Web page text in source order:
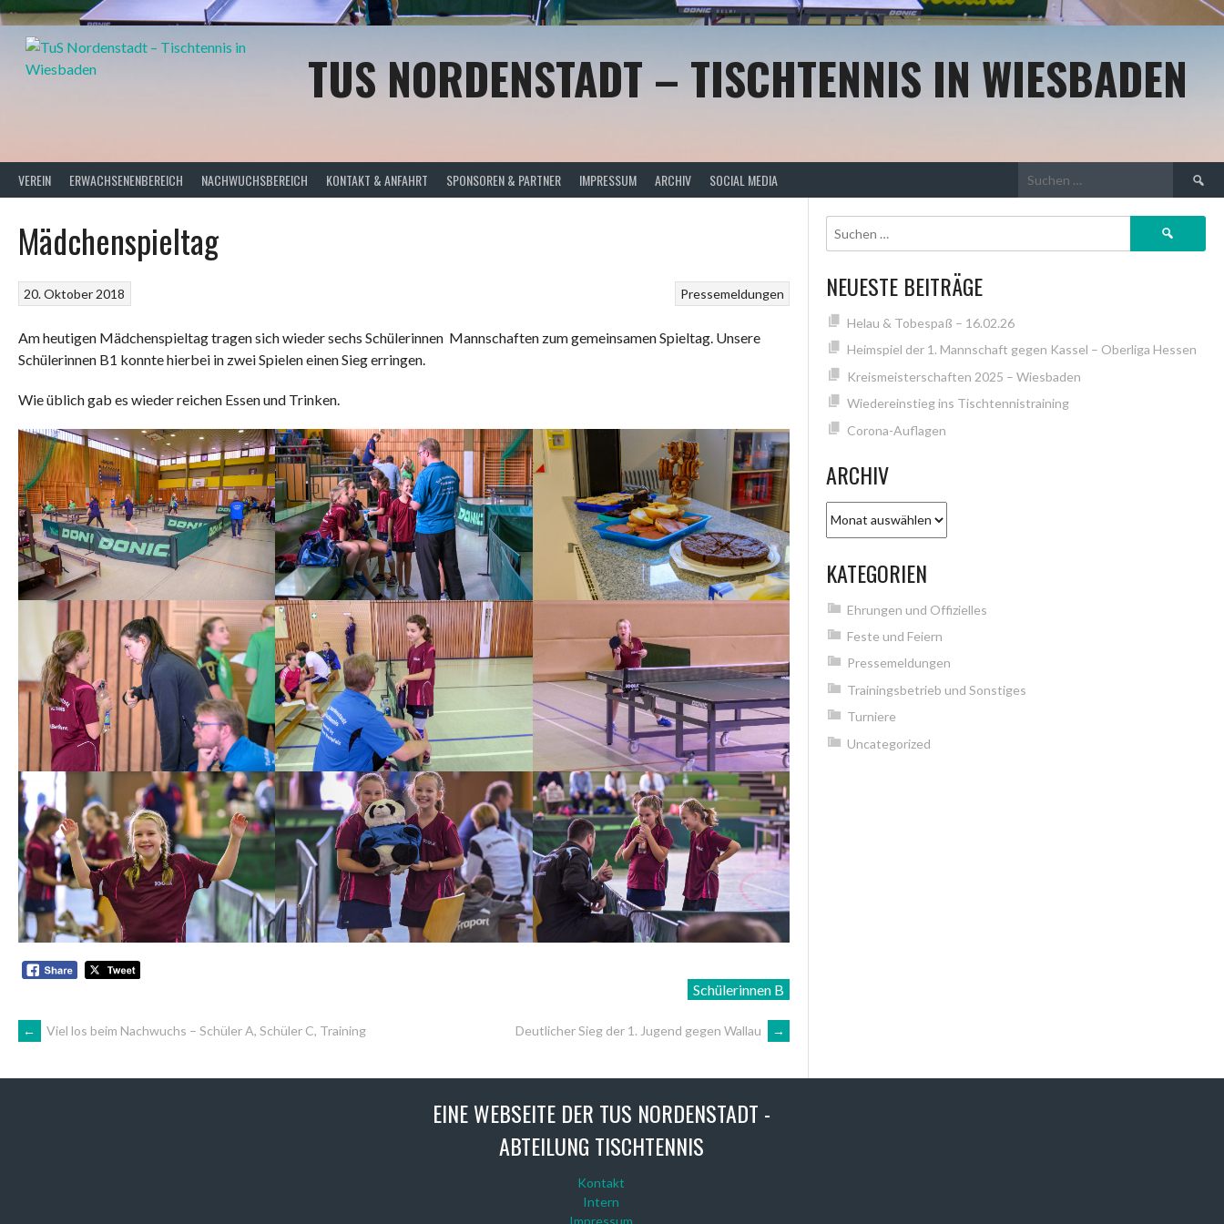
Springe
zum
Inhalt
TUS NORDENSTADT – TISCHTENNIS IN WIESBADEN
VEREIN ERWACHSENENBEREICH NACHWUCHSBEREICH KONTAKT & ANFAHRT SPONSOREN & PARTNER IMPRESSUM ARCHIV SOCIAL MEDIA
Suchen
nach:
Mädchenspieltag
Pressemeldungen
20. Oktober 2018
Am heutigen Mädchenspieltag tragen sich wieder sechs Schülerinnen Mannschaften zum gemeinsamen Spieltag. Unsere
Schülerinnen B1 konnte hierbei in zwei Spielen einen Sieg erringen.
Wie üblich gab es wieder reichen Essen und Trinken.
Schülerinnen B
ARTIKEL-
NAVIGATION
← Viel los beim Nachwuchs – Schüler A, Schüler C, Training Deutlicher Sieg der 1. Jugend gegen Wallau →
Suchen
NEUESTE BEITRÄGE
Helau & Tobespaß – 16.02.26
Heimspiel der 1. Mannschaft gegen Kassel – Oberliga Hessen
Kreismeisterschaften 2025 – Wiesbaden
Wiedereinstieg ins Tischtennistraining
Corona-Auflagen
ARCHIV
KATEGORIEN
Ehrungen und Offizielles
Feste und Feiern
Pressemeldungen
Trainingsbetrieb und Sonstiges
Turniere
Uncategorized
EINE WEBSEITE DER TUS NORDENSTADT -
ABTEILUNG TISCHTENNIS
Kontakt
Intern